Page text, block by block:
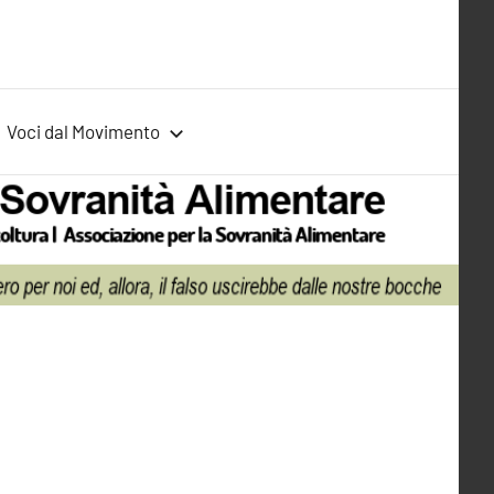
Voci dal Movimento